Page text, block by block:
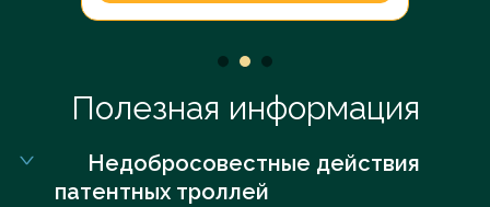
Полезная информация
Недобросовестные действия
патентных троллей